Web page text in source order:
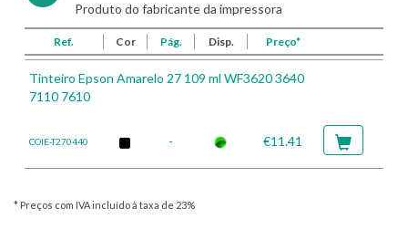
Produto do fabricante da impressora
Ref. Cor Pág. Disp. Preço*
Tinteiro Epson Amarelo 27 109 ml WF3620 3640
7110 7610
COIE-T270440 - €11.41
* Preços com IVA incluído à taxa de 23%